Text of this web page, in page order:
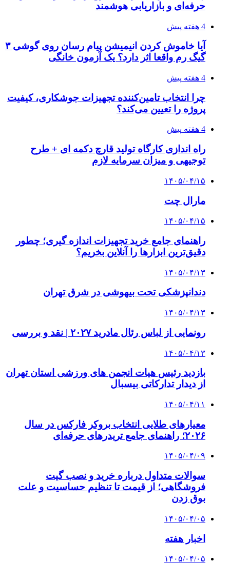
حرفه‌ای و بازاریابی هوشمند
4 هفته پیش
آیا خاموش کردن انیمیشن پیام رسان روی گوشی ۳
گیگ رم واقعا اثر دارد؟ یک آزمون خانگی
4 هفته پیش
چرا انتخاب تامین‌کننده تجهیزات جوشکاری، کیفیت
پروژه را تعیین می‌کند؟
4 هفته پیش
راه اندازی کارگاه تولید قارچ دکمه ای + طرح
توجیهی و میزان سرمایه لازم
۱۴۰۵/۰۴/۱۵
مارال چت
۱۴۰۵/۰۴/۱۵
راهنمای جامع خرید تجهیزات اندازه گیری؛ چطور
دقیق‌ترین ابزارها را آنلاین بخریم؟
۱۴۰۵/۰۴/۱۳
دندانپزشکی تحت بیهوشی در شرق تهران
۱۴۰۵/۰۴/۱۳
رونمایی از لباس رئال مادرید ۲۰۲۷ | نقد و بررسی
۱۴۰۵/۰۴/۱۳
بازدید رئیس هیات انجمن های ورزشی استان تهران
از دیدار تدارکاتی بیسبال
۱۴۰۵/۰۴/۱۱
معیارهای طلایی انتخاب بروکر فارکس در سال
۲۰۲۶؛ راهنمای جامع تریدرهای حرفه‌ای
۱۴۰۵/۰۴/۰۹
سوالات متداول درباره خرید و نصب گیت
فروشگاهی؛ از قیمت تا تنظیم حساسیت و علت
بوق زدن
۱۴۰۵/۰۴/۰۵
اخبار هفته
۱۴۰۵/۰۴/۰۵